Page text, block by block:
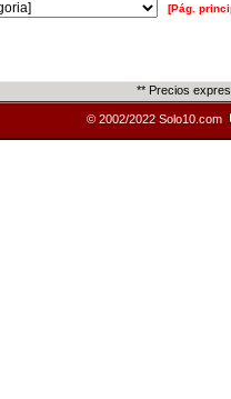
[Pág.
** Precios
© 2002/2022 Solo10.com